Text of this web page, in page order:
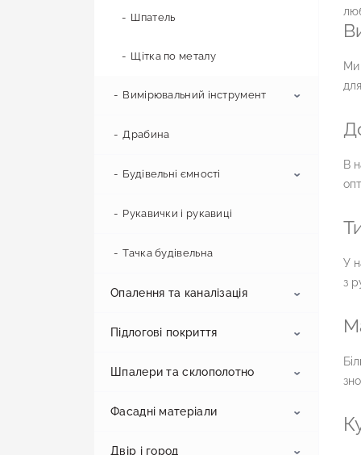
Шпатель
Щітка по металу
Вимірювальний інструмент
Будівельний рівень
Рулетка
Штангенциркуль
Драбина
Будівельні ємності
Ємність будівельна
Відро
Рукавички і рукавиці
Тачка будівельна
Опалення та каналізація
Радіатори
Каналізація
Каналізаційні труби
Фітинг для каналізації
Підлогові покриття
Лінолеум
Побутовий лінолеум
Напівкомерційний лінолеум
Ламінат
Вінілова підлога
Шпалери та склополотно
Склополотно
Малярський флізелін
Фасадні матеріали
Сайдинг
Двір і город
Ми
В
У
з